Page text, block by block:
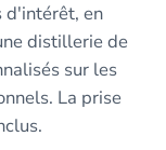
d'intérêt, en
distillerie de
sur les
La prise